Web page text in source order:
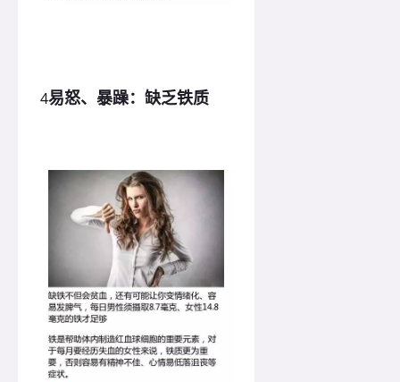
4易怒、暴躁：缺乏铁质